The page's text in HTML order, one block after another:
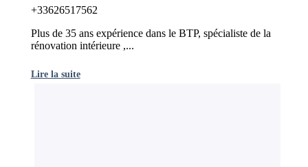
+33626517562
Plus de 35 ans expérience dans le BTP, spécialiste de la
rénovation intérieure ,...
Lire la suite